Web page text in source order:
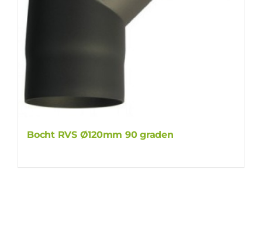
Bocht RVS Ø120mm 90 graden